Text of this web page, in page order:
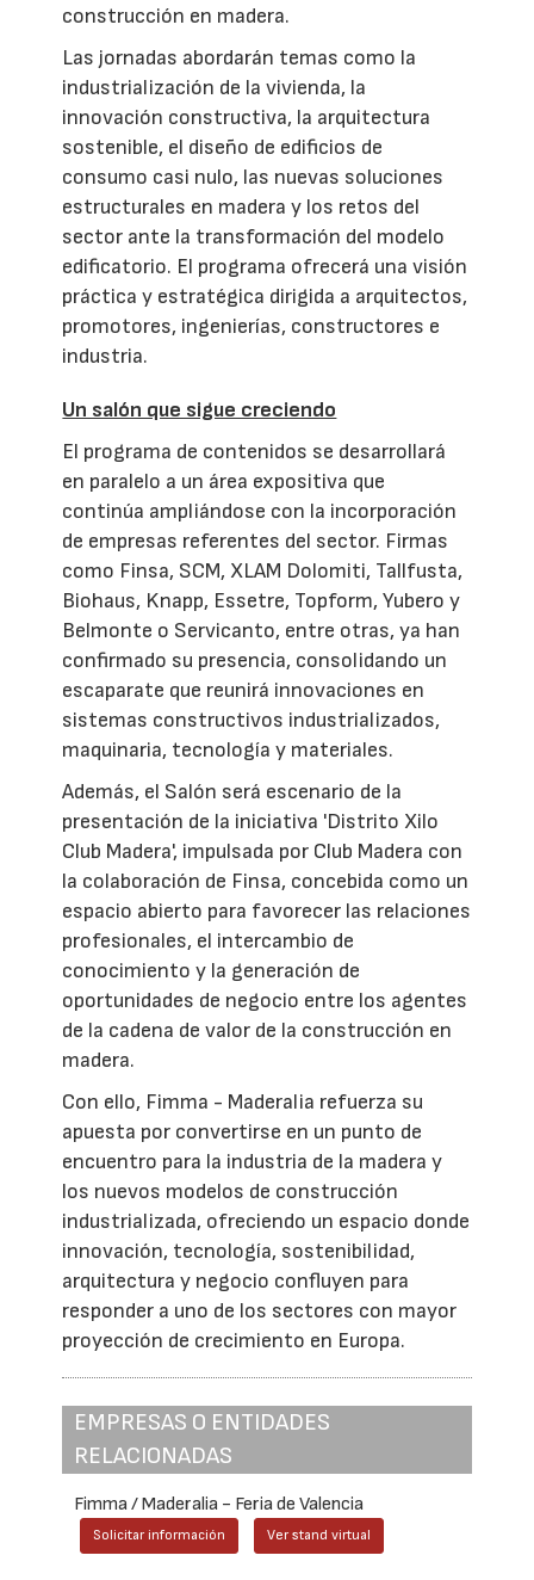
construcción en madera.
Las jornadas abordarán temas como la
industrialización de la vivienda, la
innovación constructiva, la arquitectura
sostenible, el diseño de edificios de
consumo casi nulo, las nuevas soluciones
estructurales en madera y los retos del
sector ante la transformación del modelo
edificatorio. El programa ofrecerá una visión
práctica y estratégica dirigida a arquitectos,
promotores, ingenierías, constructores e
industria.
Un salón que sigue creciendo
El programa de contenidos se desarrollará
en paralelo a un área expositiva que
continúa ampliándose con la incorporación
de empresas referentes del sector. Firmas
como Finsa, SCM, XLAM Dolomiti, Tallfusta,
Biohaus, Knapp, Essetre, Topform, Yubero y
Belmonte o Servicanto, entre otras, ya han
confirmado su presencia, consolidando un
escaparate que reunirá innovaciones en
sistemas constructivos industrializados,
maquinaria, tecnología y materiales.
Además, el Salón será escenario de la
presentación de la iniciativa 'Distrito Xilo
Club Madera', impulsada por Club Madera con
la colaboración de Finsa, concebida como un
espacio abierto para favorecer las relaciones
profesionales, el intercambio de
conocimiento y la generación de
oportunidades de negocio entre los agentes
de la cadena de valor de la construcción en
madera.
Con ello, Fimma - Maderalia refuerza su
apuesta por convertirse en un punto de
encuentro para la industria de la madera y
los nuevos modelos de construcción
industrializada, ofreciendo un espacio donde
innovación, tecnología, sostenibilidad,
arquitectura y negocio confluyen para
responder a uno de los sectores con mayor
proyección de crecimiento en Europa.
EMPRESAS O ENTIDADES
RELACIONADAS
Fimma / Maderalia - Feria de Valencia
Solicitar información Ver stand virtual